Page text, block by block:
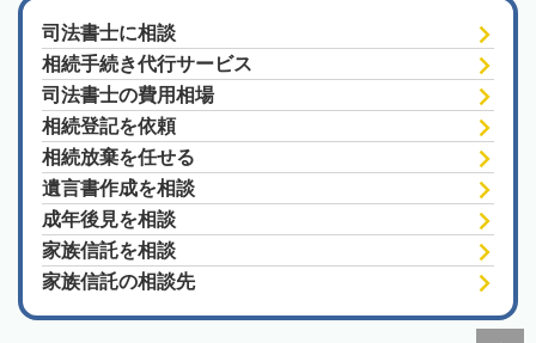
司法書士に相談
相続手続き代行サービス
司法書士の費用相場
相続登記を依頼
相続放棄を任せる
遺言書作成を相談
成年後見を相談
家族信託を相談
家族信託の相談先